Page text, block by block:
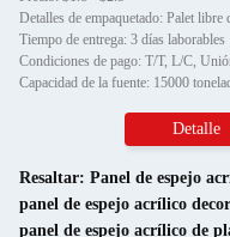
Detalles de empaquetado: Palet
Tiempo de entrega: 3 días laborables
Condiciones de pago: T/T, L/C,
Capacidad de la fuente: 15000
Detalle
Resaltar: Panel de espejo
panel de espejo acrílico
panel de espejo acrílico de